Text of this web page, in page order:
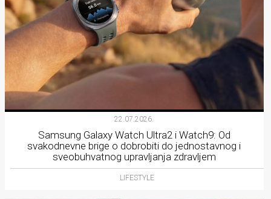
22.07.2026.
Samsung Galaxy Watch Ultra2 i Watch9: Od
svakodnevne brige o dobrobiti do jednostavnog i
sveobuhvatnog upravljanja zdravljem
LIFESTYLE